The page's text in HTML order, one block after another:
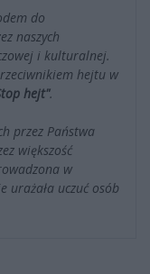
do
naszych
i kulturalnej.
hejtu w
hejt".
przez Państwa
większość
w
urażała uczuć osób